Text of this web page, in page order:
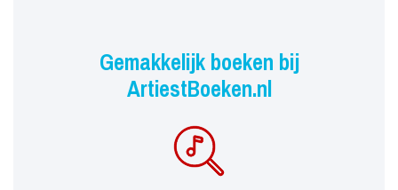
Gemakkelijk boeken bij
ArtiestBoeken.nl